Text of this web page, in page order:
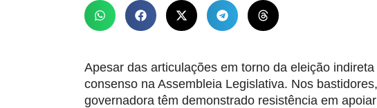
Apesar das articulações em torno da eleição
consenso na Assembleia Legislativa. Nos
governadora têm demonstrado resistência em